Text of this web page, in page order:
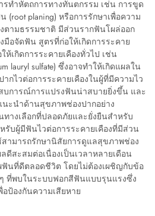
รทำหัตถการทางทันตกรรม เช่น การขูด
(root planing) หรือการรักษาเพื่อความ
ตามธรรมชาติ มีส่วนรากฟันโผล่ออก
มือจัดฟัน สูตรที่ก่อให้เกิดการระคาย
เกิดการระคายเคืองทั่วไป เช่น
lauryl sulfate) ซึ่งอาจทำให้เกิดแผลใน
กไวต่อการระคายเคืองในผู้ที่มีความไว
บการณ์การแปรงฟันน่าสบายยิ่งขึ้น และ
ะนำด้านสุขภาพช่องปากอย่าง
างเลือกที่ปลอดภัยและยั่งยืนสำหรับ
รับผู้มีฟันไวต่อการระคายเคืองที่มีส่วน
ามารถรักษานิสัยการดูแลสุขภาพช่อง
ดีสะสมต่อเนื่องเป็นเวลาหลายเดือน
นที่ดีตลอดชีวิต โดยไม่ต้องเผชิญกับข้อ
ที่พบในระบบฟอกสีฟันแบบรุนแรงซึ่ง
ป้องกันความเสียหาย